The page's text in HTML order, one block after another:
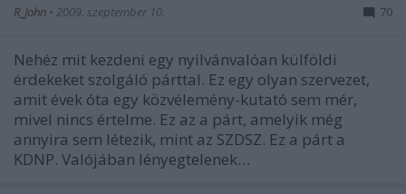
R_John • 2009. szeptember 10. 70
Nehéz mit kezdeni egy nyilvánvalóan külföldi
érdekeket szolgáló párttal. Ez egy olyan szervezet,
amit évek óta egy közvélemény-kutató sem mér,
mivel nincs értelme. Ez az a párt, amelyik még
annyira sem létezik, mint az SZDSZ. Ez a párt a
KDNP. Valójában lényegtelenek…